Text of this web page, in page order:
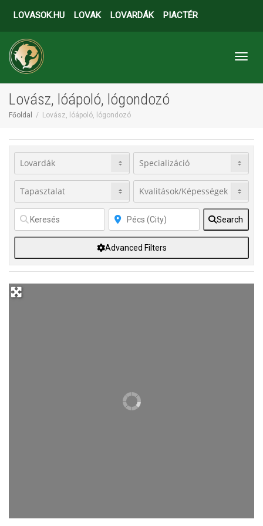
LOVASOK.HU LOVAK LOVARDÁK PIACTÉR
Lovász, lóápoló, lógondozó
Főoldal Lovász, lóápoló, lógondozó
Search
Advanced Filters